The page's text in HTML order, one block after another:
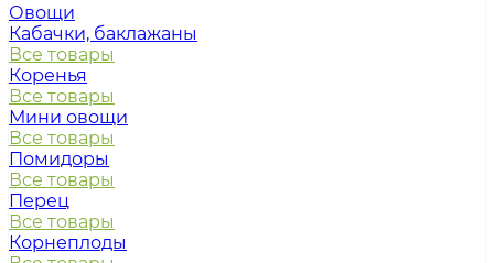
Овощи
Кабачки, баклажаны
Все товары
Коренья
Все товары
Мини овощи
Все товары
Помидоры
Все товары
Перец
Все товары
Корнеплоды